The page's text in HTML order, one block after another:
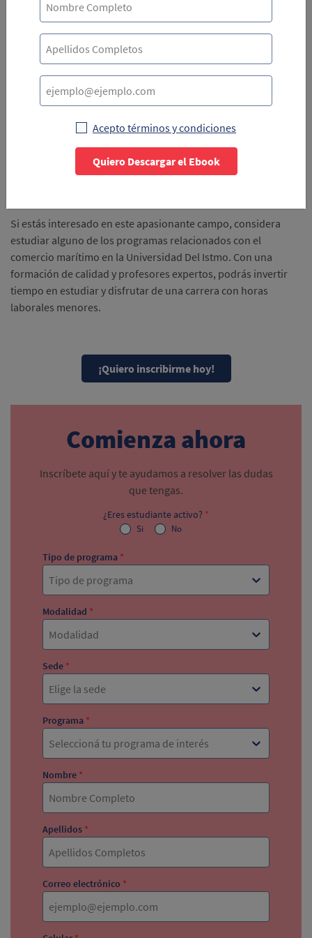
Licenciatura en Administración de Negocios Marítimos
Licenciatura en Logística
Licenciatura en Administración de Empresas
Licenciatura de Negocios Internacionales
Estas carreras profesionales se pueden estudiar en
la Universidad Del Istmo, que ofrece modalidad tanto virtual
como presencial y una gran cantidad de beneficios. ¡Tú eliges!
Aquí te dejamos algunas razones paraestudiar la U Del Istmo
Si estás interesado en este apasionante campo, considera
estudiar alguno de los programas relacionados con el
comercio marítimo en la Universidad Del Istmo. Con una
formación de calidad y profesores expertos, podrás invertir
tiempo en estudiar y disfrutar de una carrera con horas
laborales menores.
¡Quiero inscribirme hoy!
Comienza ahora
Inscríbete aquí y te ayudamos a resolver las dudas
que tengas.
¿Eres estudiante activo? *
Si No
Tipo de programa *
Tipo de programa
Modalidad *
Modalidad
Sede *
Elige la sede
Programa *
Seleccioná tu programa de interés
Nombre *
Apellidos *
Correo electrónico *
Acepto términos y condiciones
Quiero Descargar el Ebook